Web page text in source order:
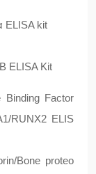
ELISA kit
ELISA Kit
Binding Factor
RUNX2 ELIS
Bone proteo